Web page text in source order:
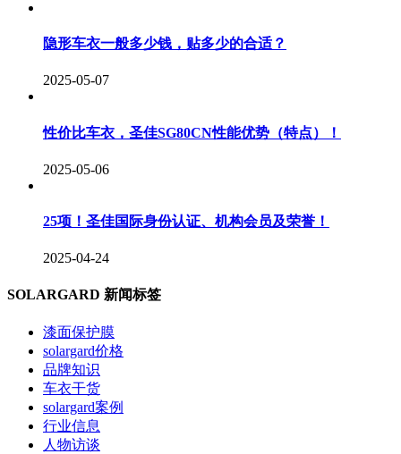
隐形车衣一般多少钱，贴多少的合适？
2025-05-07
性价比车衣，圣佳SG80CN性能优势（特点）！
2025-05-06
25项！圣佳国际身份认证、机构会员及荣誉！
2025-04-24
SOLARGARD 新闻标签
漆面保护膜
solargard价格
品牌知识
车衣干货
solargard案例
行业信息
人物访谈